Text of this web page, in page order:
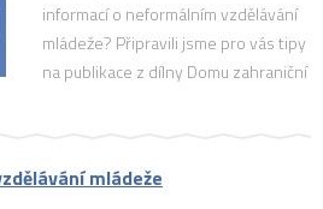
informací o neformálním vzdělávání
mládeže? Připravili jsme pro vás tipy
na publikace z dílny Domu zahraniční
mládeže